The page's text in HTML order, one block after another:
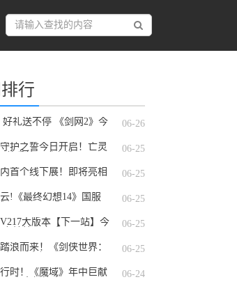
行
好礼送不停 《剑网2》今
06-26
护之誓今日开启！亡灵
06-25
首个线下展！即将亮相
06-25
!《最终幻想14》国服
06-25
V217大版本【下一站】今
06-25
浪而来！《剑侠世界：
06-25
时！《魔域》年中巨献
06-24